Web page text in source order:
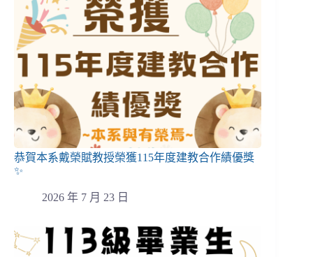
恭賀本系戴榮賦教授榮獲115年度建教合作績優獎
✨
2026 年 7 月 23 日